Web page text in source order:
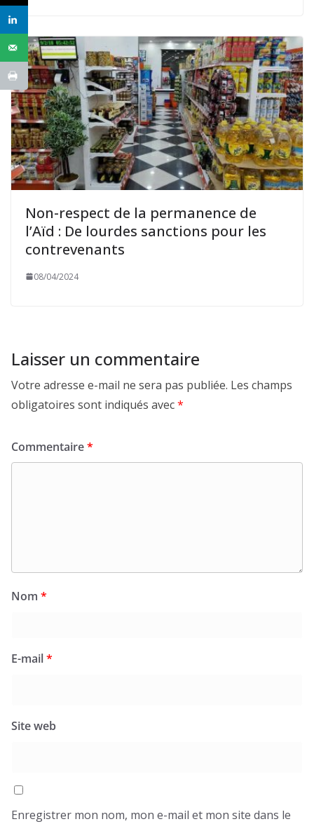
Non-respect de la permanence de
l’Aïd : De lourdes sanctions pour les
contrevenants
08/04/2024
Laisser un commentaire
Votre adresse e-mail ne sera pas publiée. Les champs
obligatoires sont indiqués avec*
Commentaire*
Nom *
E-mail*
Site web
Enregistrer mon nom, mon e-mail et mon site dans le